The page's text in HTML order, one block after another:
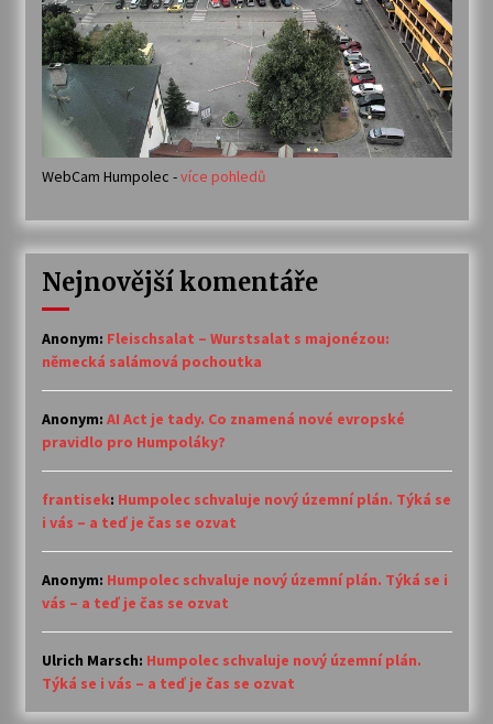
WebCam Humpolec -více pohledů
Nejnovější komentáře
Anonym: Fleischsalat – Wurstsalat s majonézou:
německá salámová pochoutka
Anonym: AI Act je tady. Co znamená nové evropské
pravidlo pro Humpoláky?
frantisek: Humpolec schvaluje nový územní plán. Týká se
i vás – a teď je čas se ozvat
Anonym: Humpolec schvaluje nový územní plán. Týká se i
vás – a teď je čas se ozvat
Ulrich Marsch: Humpolec schvaluje nový územní plán.
Týká se i vás – a teď je čas se ozvat